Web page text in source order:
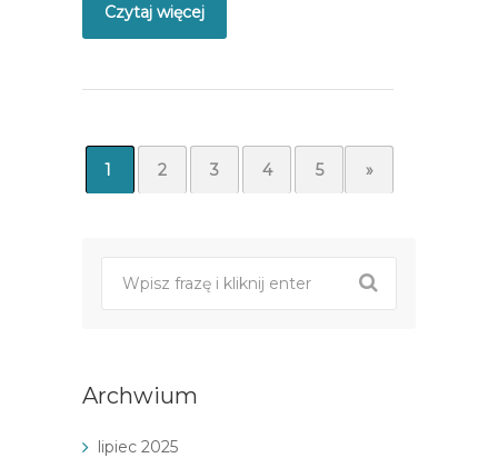
Czytaj więcej
1 2 3 4 5 »
Archwium
lipiec 2025